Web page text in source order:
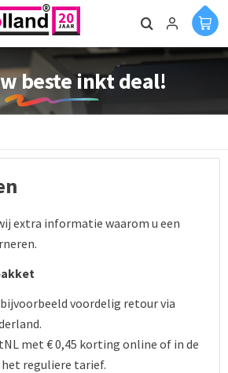
beste inkt deal!
extra informatie waarom u een
voordelig retour via
met € 0,45 korting online of in de
reguliere tarief.